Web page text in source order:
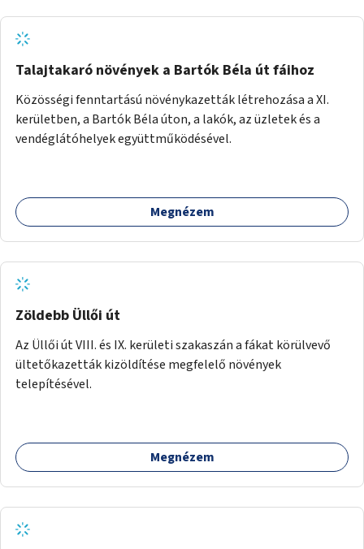
Talajtakaró növények a Bartók Béla út fáihoz
Közösségi fenntartású növénykazetták létrehozása a XI.
kerületben, a Bartók Béla úton, a lakók, az üzletek és a
vendéglátóhelyek együttműködésével.
Megnézem
Zöldebb Üllői út
Az Üllői út VIII. és IX. kerületi szakaszán a fákat körülvevő
ültetőkazetták kizöldítése megfelelő növények
telepítésével.
Megnézem